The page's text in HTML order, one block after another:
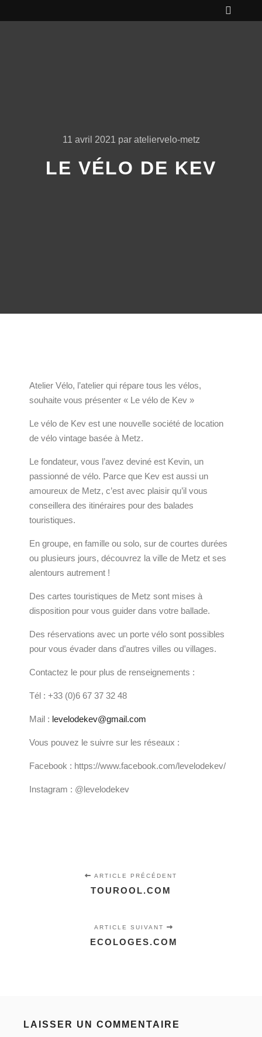
11 avril 2021 par ateliervelo-metz
LE VÉLO DE KEV
Atelier Vélo, l’atelier qui répare tous les vélos,
souhaite vous présenter « Le vélo de Kev »
Le vélo de Kev est une nouvelle société de location
de vélo vintage basée à Metz.
Le fondateur, vous l’avez deviné est Kevin, un
passionné de vélo. Parce que Kev est aussi un
amoureux de Metz, c’est avec plaisir qu’il vous
conseillera des itinéraires pour des balades
touristiques.
En groupe, en famille ou solo, sur de courtes durées
ou plusieurs jours, découvrez la ville de Metz et ses
alentours autrement !
Des cartes touristiques de Metz sont mises à
disposition pour vous guider dans votre ballade.
Des réservations avec un porte vélo sont possibles
pour vous évader dans d’autres villes ou villages.
Contactez le pour plus de renseignements :
Tél : +33 (0)6 67 37 32 48
Mail : levelodekev@gmail.com
Vous pouvez le suivre sur les réseaux :
Facebook : https://www.facebook.com/levelodekev/
Instagram : @levelodekev
ARTICLE PRÉCÉDENT
TOUROOL.COM
ARTICLE SUIVANT
ECOLOGES.COM
LAISSER UN COMMENTAIRE